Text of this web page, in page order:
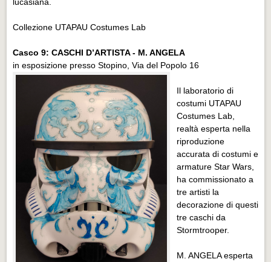
Collezione UTAPAU Costumes Lab
Casco 9: CASCHI D’ARTISTA - M. ANGELA
in esposizione presso Stopino, Via del Popolo 16
Il laboratorio di
costumi UTAPAU
Costumes Lab,
realtà esperta nella
riproduzione
accurata di costumi e
armature Star Wars,
ha commissionato a
tre artisti la
decorazione di questi
tre caschi da
Stormtrooper.
M. ANGELA esperta